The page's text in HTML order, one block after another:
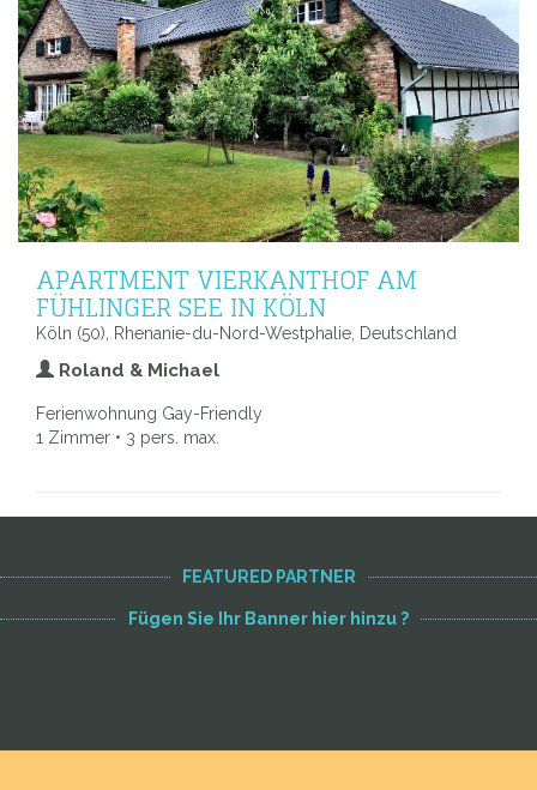
APARTMENT VIERKANTHOF AM
FÜHLINGER SEE IN KÖLN
Köln (50), Rhenanie-du-Nord-Westphalie, Deutschland
Roland & Michael
Ferienwohnung Gay-Friendly
1 Zimmer • 3 pers. max.
FEATURED PARTNER
Fügen Sie Ihr Banner hier hinzu ?